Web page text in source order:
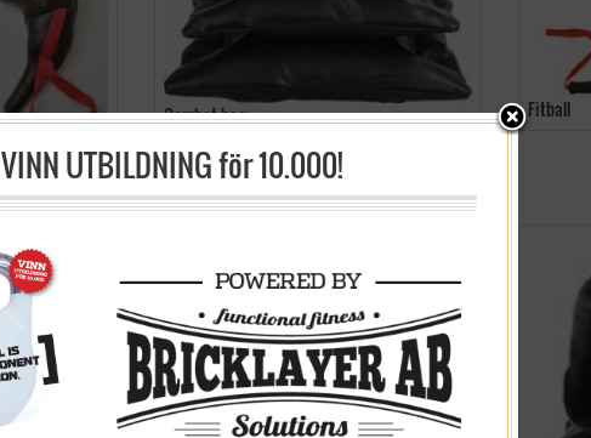
Combat bag Fitball
VINN UTBILDNING för 10.000!